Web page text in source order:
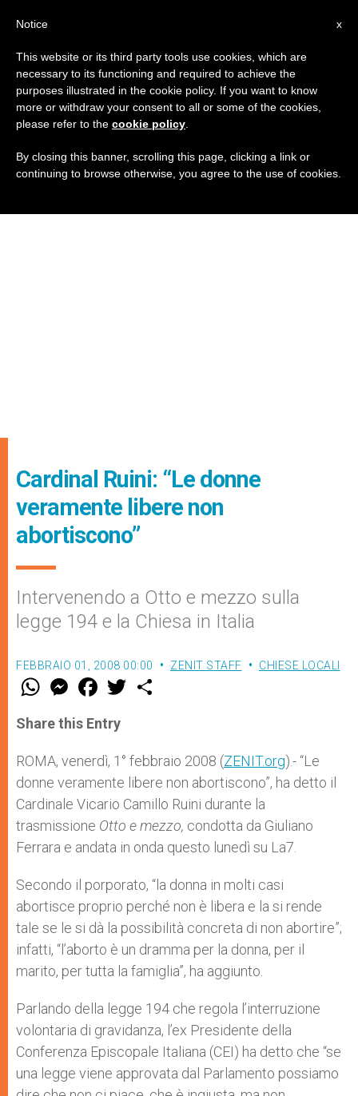
Cardinal Ruini: “Le donne
veramente libere non
abortiscono”
Intervenendo a Otto e mezzo sulla
legge 194 e la Chiesa in Italia
FEBBRAIO 01, 2008 00:00 ZENIT STAFF CHIESE LOCALI
W
t
s
p
p
M
e
s
e
g
e
r
F
a
e
b
o
k
w
r
Share this Entry
ROMA, venerdì, 1° febbraio 2008 (ZENIT.org).- “Le
donne veramente libere non abortiscono”, ha detto il
Cardinale Vicario Camillo Ruini durante la
trasmissione Otto e mezzo, condotta da Giuliano
Ferrara e andata in onda questo lunedì su La7.
Secondo il porporato, “la donna in molti casi
abortisce proprio perché non è libera e la si rende
tale se le si dà la possibilità concreta di non abortire”;
infatti, “l’aborto è un dramma per la donna, per il
marito, per tutta la famiglia”, ha aggiunto.
Parlando della legge 194 che regola l’interruzione
volontaria di gravidanza, l’ex Presidente della
Conferenza Episcopale Italiana (CEI) ha detto che “se
una legge viene approvata dal Parlamento possiamo
x
Notice
This website or its third party tools use cookies, which are
necessary to its functioning and required to achieve the
purposes illustrated in the cookie policy. If you want to know
more or withdraw your consent to all or some of the cookies,
please refer to the cookie policy
By closing this banner, scrolling this page, clicking a link or
continuing to browse otherwise, you agree to the use of cookies.